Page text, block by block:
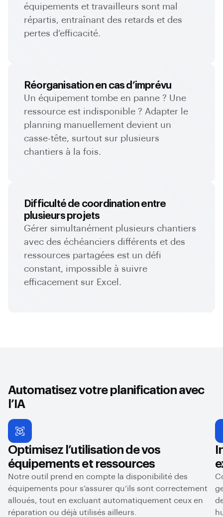
équipements et travailleurs sont mal
répartis, entraînant des retards et des
pertes d’efficacité.
Réorganisation en cas d’imprévu
Un équipement tombe en panne ? Une
ressource est indisponible ? Adapter le
planning manuellement devient un
casse-tête, surtout sur plusieurs
chantiers à la fois.
Difficulté de coordination entre
plusieurs projets
Gérer simultanément plusieurs chantiers
avec des échéanciers différents et des
ressources partagées est un défi
constant, impossible à suivre
efficacement sur Excel.
Automatisez votre planification avec
l’IA
Optimisez l’utilisation de vos
équipements et ressources
Notre outil prend en compte la disponibilité des
équipements pour s’assurer qu’ils sont correctement
alloués, tout en excluant automatiquement ceux en
réparation ou déjà utilisés ailleurs.